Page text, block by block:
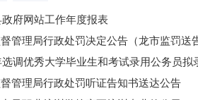
府网站工作年度报表
管理局行政处罚决定公告（龙市监罚送
调优秀大学毕业生和考试录用公务员拟
管理局行政处罚听证告知书送达公告